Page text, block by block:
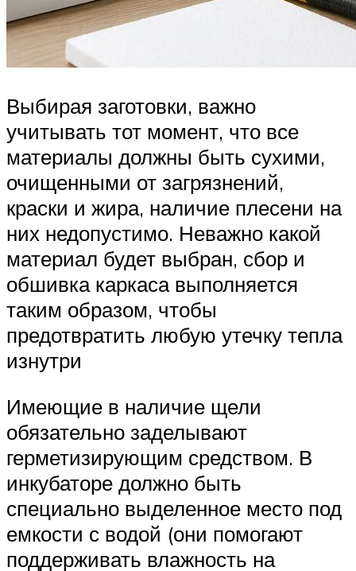
Выбирая заготовки, важно
учитывать тот момент, что все
материалы должны быть сухими,
очищенными от загрязнений,
краски и жира, наличие плесени на
них недопустимо. Неважно какой
материал будет выбран, сбор и
обшивка каркаса выполняется
таким образом, чтобы
предотвратить любую утечку тепла
изнутри
Имеющие в наличие щели
обязательно заделывают
герметизирующим средством. В
инкубаторе должно быть
специально выделенное место под
емкости с водой (они помогают
поддерживать влажность на